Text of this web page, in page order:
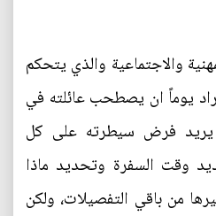
والاجتماعية والذي يتحكم
يوماً ان يصطحب عائلته في
يريد فرض سيطرته على كل
وقت السفرة وتحديد ماذا
من باقي التفصيلات، ولكن